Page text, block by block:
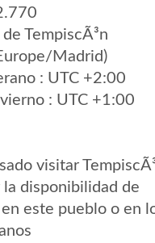
TempiscÃ³n
Madrid)
: UTC +2:00
: UTC +1:00
visitar
la disponibilidad de
este pueblo o en